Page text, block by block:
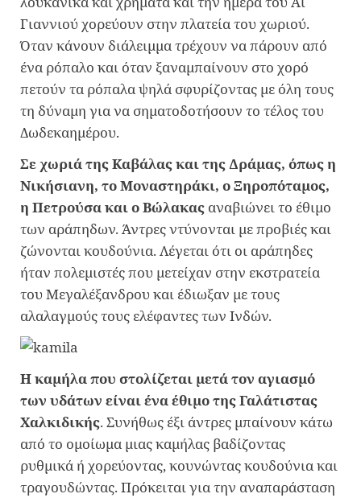
Γιαννιού χορεύουν στην πλατεία του χωριού.
Όταν κάνουν διάλειμμα τρέχουν να πάρουν από
ένα ρόπαλο και όταν ξαναμπαίνουν στο χορό
πετούν τα ρόπαλα ψηλά σφυρίζοντας με όλη τους
τη δύναμη για να σηματοδοτήσουν το τέλος του
Δωδεκαημέρου.
Σε χωριά της Καβάλας και της Δράμας, όπως η
Νικήσιανη, το Μοναστηράκι, ο Ξηροπόταμος,
η Πετρούσα και ο Βώλακας αναβιώνει το έθιμο
των αράπηδων. Άντρες ντύνονται με προβιές και
ζώνονται κουδούνια. Λέγεται ότι οι αράπηδες
ήταν πολεμιστές που μετείχαν στην εκστρατεία
του Μεγαλέξανδρου και έδιωξαν με τους
αλαλαγμούς τους ελέφαντες των Ινδών.
Η καμήλα που στολίζεται μετά τον αγιασμό
των υδάτων είναι ένα έθιμο της Γαλάτιστας
Χαλκιδικής. Συνήθως έξι άντρες μπαίνουν κάτω
από το ομοίωμα μιας καμήλας βαδίζοντας
ρυθμικά ή χορεύοντας, κουνώντας κουδούνια και
τραγουδώντας. Πρόκειται για την αναπαράσταση